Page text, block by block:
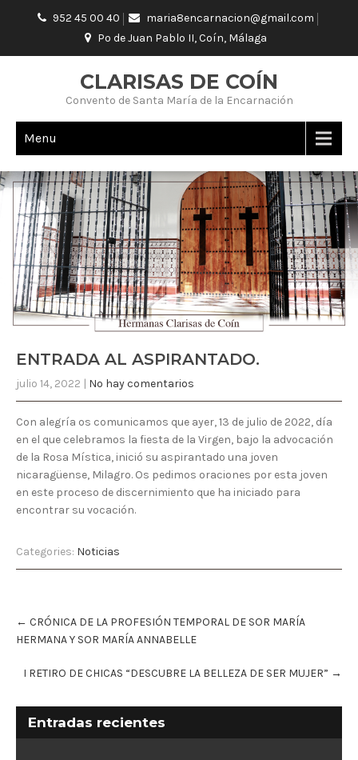
952 45 00 40
maria8encarnacion@gmail.com
Pº de Juan Pablo II, Coín, Málaga
CLARISAS DE COÍN
Convento de Santa María de la Encarnación
Menu
ENTRADA AL ASPIRANTADO.
julio 14, 2022 | No hay comentarios
Con alegría os comunicamos que ayer, 13 de julio de 2022, día
en el que celebramos la fiesta de la Virgen, bajo la advocación
de la Rosa Mística, inició su aspirantado una joven
nicaragüense, Milagro. Os pedimos oraciones por esta joven
en este proceso de discernimiento que ha iniciado para
encontrar su vocación.
Categories: Noticias
o
s
n
a
i
← CRÓNICA DE LA PROFESIÓN TEMPORAL DE SOR MARÍA
HERMANA Y SOR MARÍA ANNABELLE
I RETIRO DE CHICAS “DESCUBRE LA BELLEZA DE SER MUJER” →
Entradas recientes